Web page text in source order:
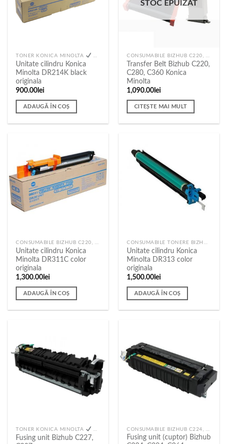
TONER KONICA MINOLTA
Unitate cilindru Konica
Minolta DR214K black
originala
900.00 lei
ADAUGĂ ÎN COȘ
STOC EPUIZAT
CONSUMABILE BIZHUB C220, C280, C360
Transfer Belt Bizhub C220,
C280, C360 Konica
Minolta
1,090.00 lei
CITEȘTE MAI MULT
CONSUMABILE BIZHUB C220, C280, C360
Unitate cilindru Konica
Minolta DR311C color
originala
1,300.00 lei
ADAUGĂ ÎN COȘ
CONSUMABILE TONERE BIZHUB C258, C308, C368
Unitate cilindru Konica
Minolta DR313 color
originala
1,500.00 lei
ADAUGĂ ÎN COȘ
TONER KONICA MINOLTA
Fusing unit Bizhub C227,
Fusing unit (cuptor) Bizhub